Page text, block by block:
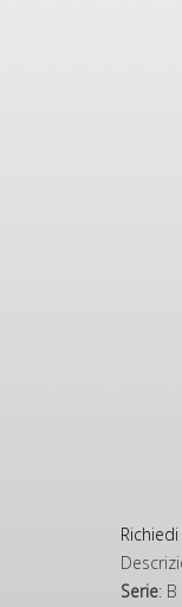
Serie: B